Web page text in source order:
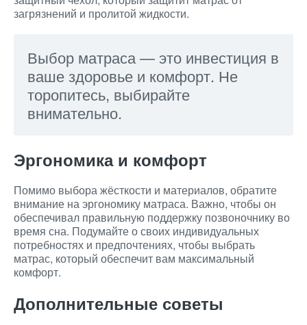
загрязнений и пролитой жидкости.
Выбор матраса — это инвестиция в
ваше здоровье и комфорт. Не
торопитесь, выбирайте
внимательно.
Эргономика и комфорт
Помимо выбора жёсткости и материалов, обратите
внимание на эргономику матраса. Важно, чтобы он
обеспечивал правильную поддержку позвоночнику во
время сна. Подумайте о своих индивидуальных
потребностях и предпочтениях, чтобы выбрать
матрас, который обеспечит вам максимальный
комфорт.
Дополнительные советы